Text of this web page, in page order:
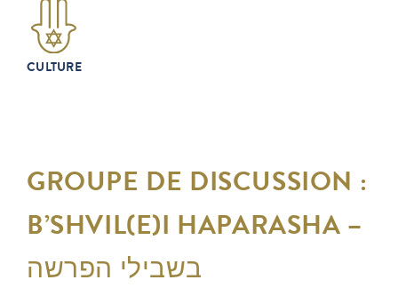
CULTURE
GROUPE DE DISCUSSION :
B’SHVIL(E)I HAPARASHA –
בשבילי הפרשה